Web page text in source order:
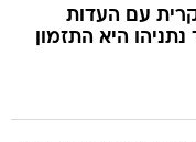
עם העדות
היא התזמון